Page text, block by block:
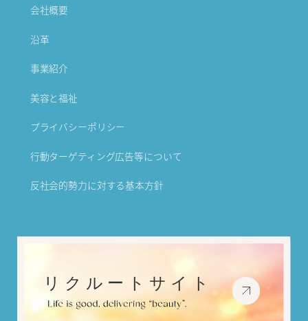
会社概要
沿革
事業紹介
美容と福祉
プライバシーポリシー
行動ターゲティング広告等について
反社会的勢力に対する基本方針